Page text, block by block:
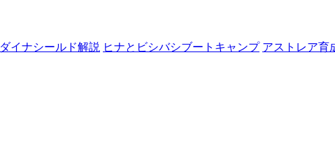
ダイナシールド解説 ヒナとビシバシブートキャンプ アストレア育